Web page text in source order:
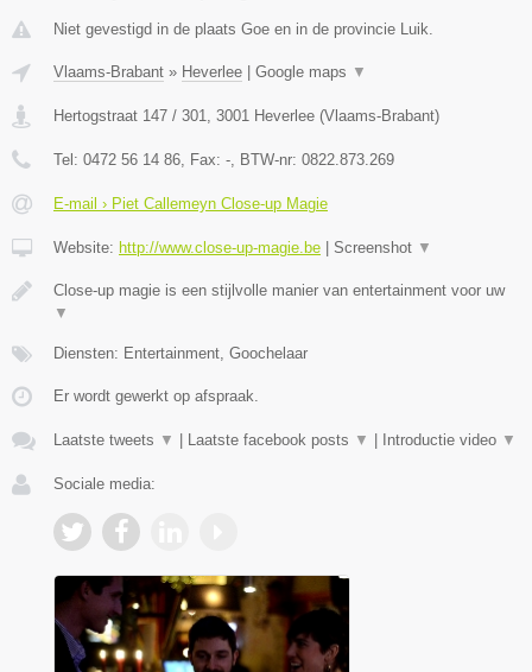
Niet gevestigd in de plaats Goe en in de provincie Luik.
Vlaams-Brabant » Heverlee Google maps ▼
Hertogstraat 147 / 301, 3001 Heverlee (Vlaams-Brabant)
Tel: 0472 56 14 86, Fax: -, BTW-nr: 0822.873.269
E-mail › Piet Callemeyn Close-up Magie
Website: http://www.close-up-magie.be Screenshot ▼
Close-up magie is een stijlvolle manier van entertainment voor uw
▼
Diensten: Entertainment, Goochelaar
Er wordt gewerkt op afspraak.
Laatste tweets ▼ Laatste facebook posts ▼ Introductie video ▼
Sociale media: